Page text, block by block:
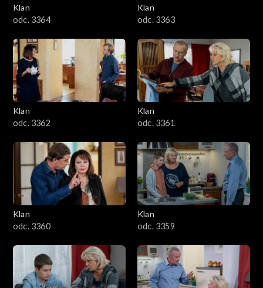
Klan
odc. 3364
Klan
odc. 3363
Klan
odc. 3362
Klan
odc. 3361
Klan
odc. 3360
Klan
odc. 3359